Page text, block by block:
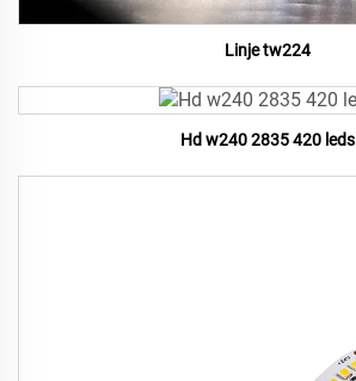
Linje tw224
Hd w240 2835 420 leds